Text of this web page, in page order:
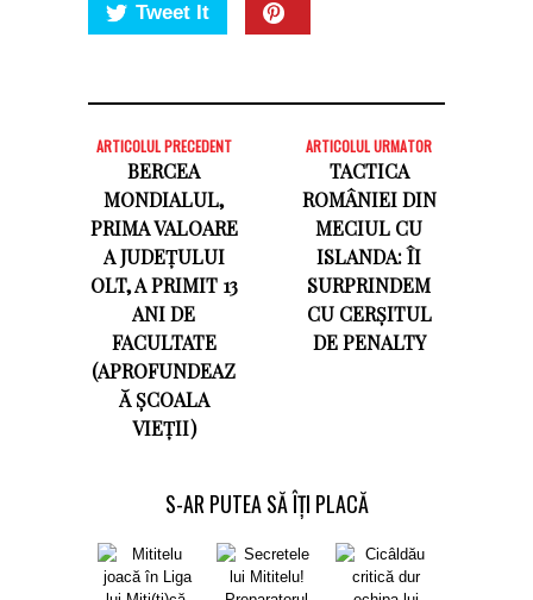
Tweet It
ARTICOLUL PRECEDENT
BERCEA
MONDIALUL,
PRIMA VALOARE
A JUDEȚULUI
OLT, A PRIMIT 13
ANI DE
FACULTATE
(APROFUNDEAZ
Ă ȘCOALA
VIEȚII)
ARTICOLUL URMATOR
TACTICA
ROMÂNIEI DIN
MECIUL CU
ISLANDA: ÎI
SURPRINDEM
CU CERȘITUL
DE PENALTY
S-AR PUTEA SĂ ÎȚI PLACĂ